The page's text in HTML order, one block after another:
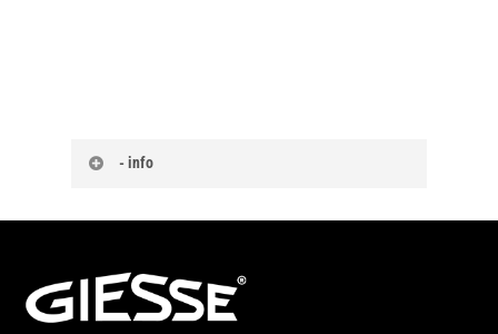
- info
Tensostrutture usate in
convenienti e affidabili.
Le tensostrutture usate sono una valida